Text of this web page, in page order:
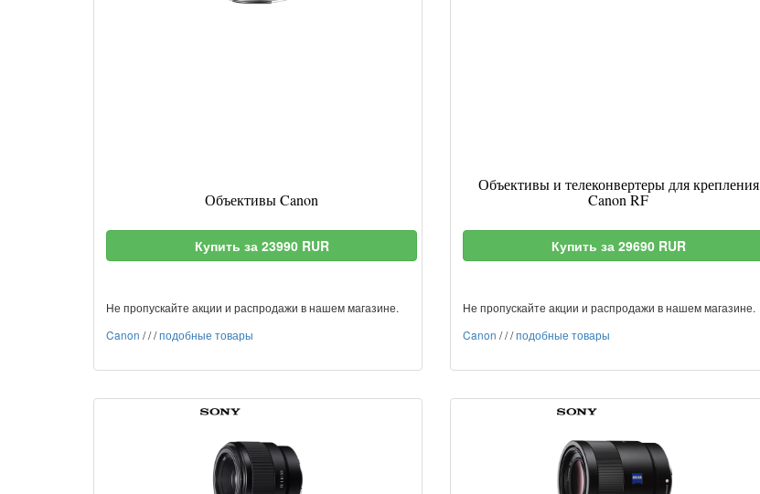
Объективы Canon
Купить за 23990 RUR
Не пропускайте акции и распродажи в нашем магазине.
Canon ///подобные товары
Объективы и телеконвертеры для крепления
Canon RF
Купить за 29690 RUR
Не пропускайте акции и распродажи в нашем магазине.
Canon ///подобные товары